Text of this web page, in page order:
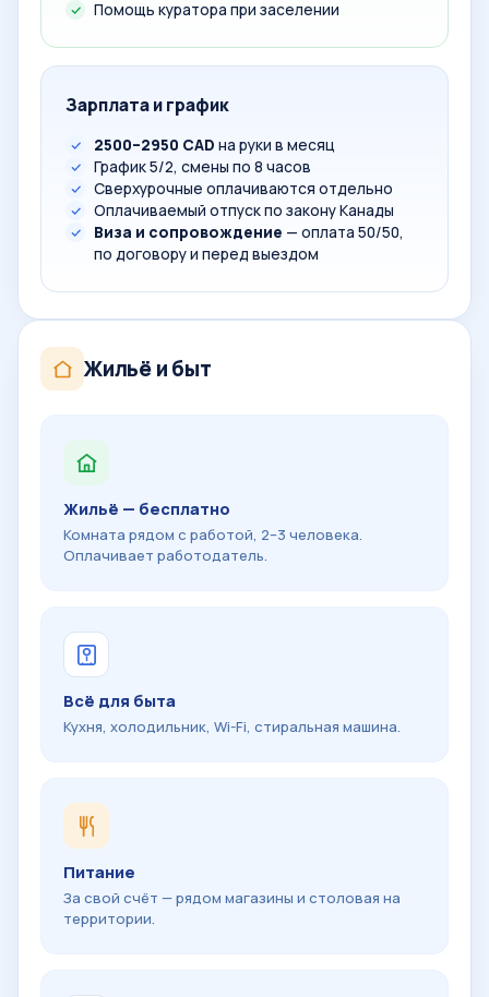
Помощь куратора при заселении
Зарплата и график
2500–2950 CAD на руки в месяц
График 5/2, смены по 8 часов
Сверхурочные оплачиваются отдельно
Оплачиваемый отпуск по закону Канады
Виза и сопровождение — оплата 50/50,
по договору и перед выездом
Жильё и быт
Жильё — бесплатно
Комната рядом с работой, 2–3 человека.
Оплачивает работодатель.
Всё для быта
Кухня, холодильник, Wi-Fi, стиральная машина.
Питание
За свой счёт — рядом магазины и столовая на
территории.